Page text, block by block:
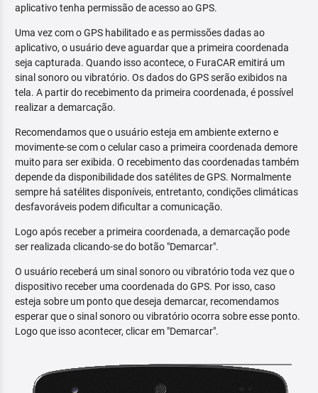
aplicativo tenha permissão de acesso ao GPS.
Uma vez com o GPS habilitado e as permissões dadas ao
aplicativo, o usuário deve aguardar que a primeira coordenada
seja capturada. Quando isso acontece, o FuraCAR emitirá um
sinal sonoro ou vibratório. Os dados do GPS serão exibidos na
tela. A partir do recebimento da primeira coordenada, é possível
realizar a demarcação.
Recomendamos que o usuário esteja em ambiente externo e
movimente-se com o celular caso a primeira coordenada demore
muito para ser exibida. O recebimento das coordenadas também
depende da disponibilidade dos satélites de GPS. Normalmente
sempre há satélites disponíveis, entretanto, condições climáticas
desfavoráveis podem dificultar a comunicação.
Logo após receber a primeira coordenada, a demarcação pode
ser realizada clicando-se do botão "Demarcar".
O usuário receberá um sinal sonoro ou vibratório toda vez que o
dispositivo receber uma coordenada do GPS. Por isso, caso
esteja sobre um ponto que deseja demarcar, recomendamos
esperar que o sinal sonoro ou vibratório ocorra sobre esse ponto.
Logo que isso acontecer, clicar em "Demarcar".